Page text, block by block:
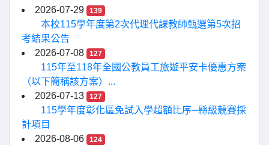
2026-07-29
139
本校115學年度第2次代理代課教師甄選第5次招
考結果公告
2026-07-08
127
115年至118年全國公教員工旅遊平安卡優惠方案
（以下簡稱該方案）...
2026-07-13
127
115學年度彰化區免試入學超額比序─縣級競賽採
計項目
2026-08-06
124